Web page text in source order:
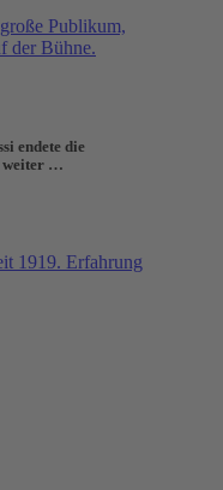
endete die
weiter …